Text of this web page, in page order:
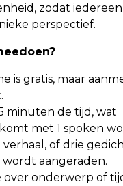
zodat
perspectief.
is gratis, maar
minuten de tijd, wat
met 1 spoken
of drie
aangeraden.
over onderwerp of